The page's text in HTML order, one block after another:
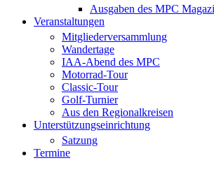
Ausgaben des MPC
Veranstaltungen
Mitgliederversammlung
Wandertage
IAA-Abend des MPC
Motorrad-Tour
Classic-Tour
Golf-Turnier
Aus den Regionalkreisen
Unterstützungseinrichtung
Satzung
Termine